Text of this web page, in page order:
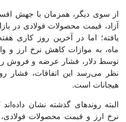
از سوی دیگر، همزمان با جهش
آزاد، قیمت محصولات فولادی در
توسط دلار، فشار عرضه و فروش را
نظر می‌رسد این اتفاقات، فشار
هیجانات است.
البته روندهای گذشته نشان
نرخ ارز و قیمت محصولات فولادی،